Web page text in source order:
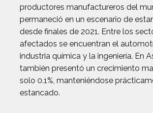
productores manufactureros del
permaneció en un escenario de
desde finales de 2021. Entre los
afectados se encuentran el
industria química y la ingeniería. En
también presentó un crecimiento
solo 0.1%, manteniéndose
estancado.